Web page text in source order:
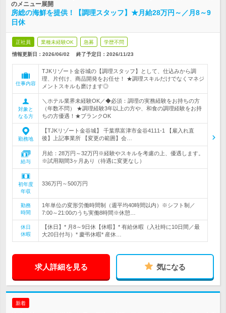
のメニュー展開
房総の海鮮を提供！【調理スタッフ】★月給28万円～／月8～9
日休
正社員 業種未経験OK 急募 学歴不問
情報更新日：2026/06/02 終了予定日： 2026/11/23
仕事内容
TJKリゾート金谷城の【調理スタッフ】として、仕込みから調
理、片付け、商品開発をお任せ！ ★調理スキルだけでなくマネジ
メントスキルも磨けます◎
対象と
なる方
＼ホテル業界未経験OK／◆必須：調理の実務経験をお持ちの方
（年数不問） ★調理経験3年以上の方や、和食の調理経験をお持
ちの方優遇！★ブランクOK
勤務地
【TJKリゾート金谷城】 千葉県富津市金谷4111-1 【雇入れ直
後】上記事業所 【変更の範囲】会…
給与
月給：28万円～32万円※経験やスキルを考慮の上、優遇します。
※試用期間3ヶ月あり（待遇に変更なし）
初年度
年収
336万円～500万円
勤務
時間
1年単位の変形労働時間制（週平均40時間以内）※シフト制／
7:00～21:00のうち実働8時間※休憩…
休日
休暇
【休日】* 月8～9日休【休暇】* 有給休暇（入社時に10日間／最
大20日付与）* 慶弔休暇* 産休…
求人詳細を見る 気になる
新着